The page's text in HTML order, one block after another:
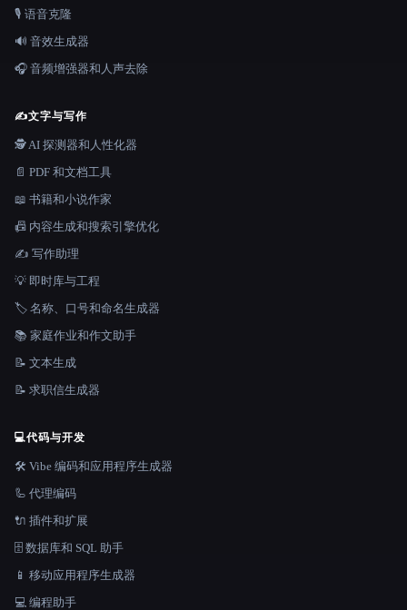
🎙️ 语音克隆
🔊 音效生成器
🎧 音频增强器和人声去除
✍️文字与写作
🕵️ AI 探测器和人性化器
📄 PDF 和文档工具
📖 书籍和小说作家
📠 内容生成和搜索引擎优化
✍️ 写作助理
💡 即时库与工程
🏷️ 名称、口号和命名生成器
📚 家庭作业和作文助手
📝 文本生成
📝 求职信生成器
💻代码与开发
🛠️ Vibe 编码和应用程序生成器
🦾 代理编码
🔌 插件和扩展
🗄️ 数据库和 SQL 助手
📱 移动应用程序生成器
💻 编程助手